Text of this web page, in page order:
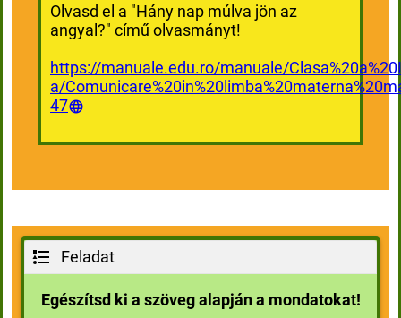
Olvasd el a "Hány nap múlva jön az
angyal?" című olvasmányt!
https://manuale.edu.ro/manuale/
a/
47
Feladat
Egészítsd ki a szöveg alapján a mondatokat!